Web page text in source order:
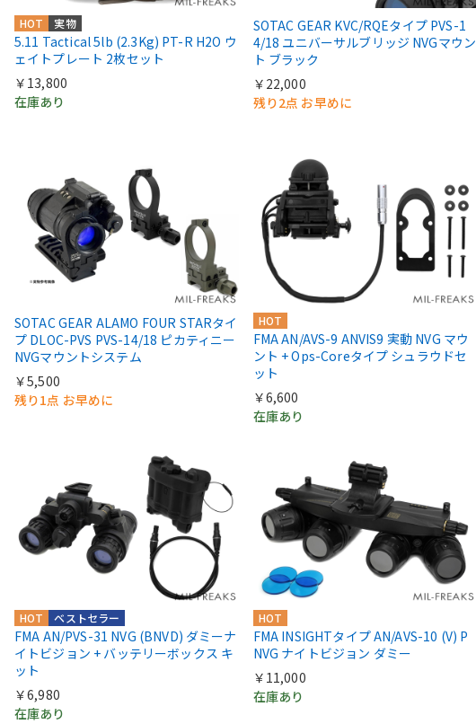
HOT 実物
5.11 Tactical 5lb (2.3Kg) PT-R H2O ウ
ェイトプレート 2枚セット
￥13,800
在庫あり
SOTAC GEAR KVC/RQEタイプ PVS-1
4/18 ユニバーサルブリッジ NVGマウン
ト ブラック
￥22,000
残り2点 お早めに
SOTAC GEAR ALAMO FOUR STARタイ
プ DLOC-PVS PVS-14/18 ピカティニー
NVGマウントシステム
￥5,500
残り1点 お早めに
HOT
FMA AN/AVS-9 ANVIS9 実動 NVG マウ
ント + Ops-Coreタイプ シュラウドセ
ット
￥6,600
在庫あり
HOT ベストセラー
FMA AN/PVS-31 NVG (BNVD) ダミーナ
イトビジョン + バッテリーボックス キ
ット
￥6,980
在庫あり
HOT
FMA INSIGHTタイプ AN/AVS-10 (V) P
NVG ナイトビジョン ダミー
￥11,000
在庫あり